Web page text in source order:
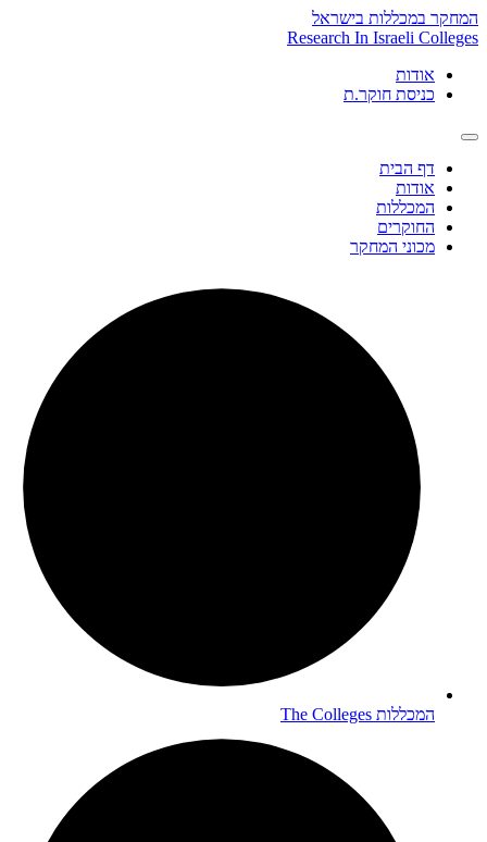
Skip
to
המחקר במכללות בישראל
Research In Israeli Colleges
אודות
כניסת חוקר.ת
דף הבית
אודות
המכללות
החוקרים
מכוני המחקר
המכללות The Colleges